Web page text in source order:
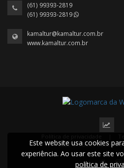
(61) 99393-2819
(61) 99393-2819
kamaltur@kamaltur.com.br
www.kamaltur.com.br
2022 © Todos os
Este website usa cookies
experiência. Ao usar este site
política de